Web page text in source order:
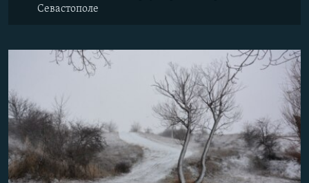
Севастополе